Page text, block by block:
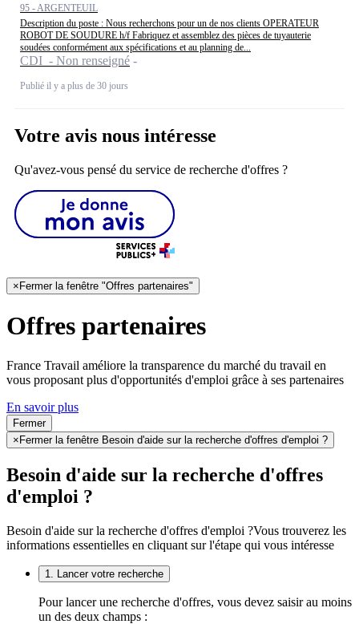
95 - ARGENTEUIL
Description du poste : Nous recherchons pour un de nos clients OPERATEUR
ROBOT DE SOUDURE h/f Fabriquez et assemblez des pièces de tuyauterie
soudées conformément aux spécifications et au planning de...
CDI - Non renseigné
Publié il y a plus de 30 jours
Votre avis nous intéresse
Qu'avez-vous pensé du service de recherche d'offres ?
× Fermer la fenêtre "Offres partenaires"
Offres partenaires
France Travail améliore la transparence du marché du travail en
vous proposant plus d'opportunités d'emploi grâce à ses partenaires
En savoir plus
Fermer
× Fermer la fenêtre Besoin d'aide sur la recherche d'offres d'emploi ?
Besoin d'aide sur la recherche d'offres
d'emploi ?
Besoin d'aide sur la recherche d'offres d'emploi ?Vous trouverez les
informations essentielles en cliquant sur l'étape qui vous intéresse
1. Lancer votre recherche
Pour lancer une recherche d'offres, vous devez saisir au moins
un des deux champs :